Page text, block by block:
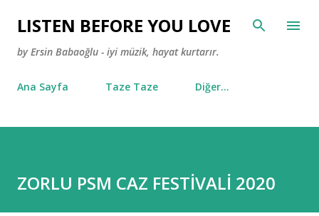
Ana içeriğe atla
LISTEN BEFORE YOU LOVE
by Ersin Babaoğlu - iyi müzik, hayat kurtarır.
Ana Sayfa Taze Taze Diğer…
ZORLU PSM CAZ FESTİVALİ 2020